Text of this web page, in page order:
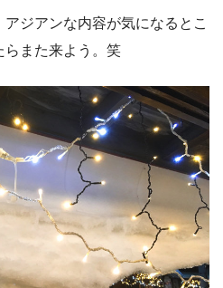
ジアンな内容が気になるとこ
らまた来よう。笑